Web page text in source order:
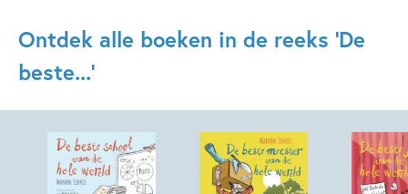
Ontdek alle boeken in de reeks 'De
beste...'